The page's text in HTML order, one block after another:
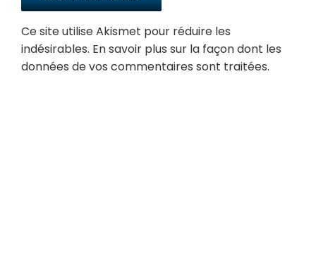
Ce site utilise Akismet pour réduire les
indésirables. En savoir plus sur la façon dont les
données de vos commentaires sont traitées.